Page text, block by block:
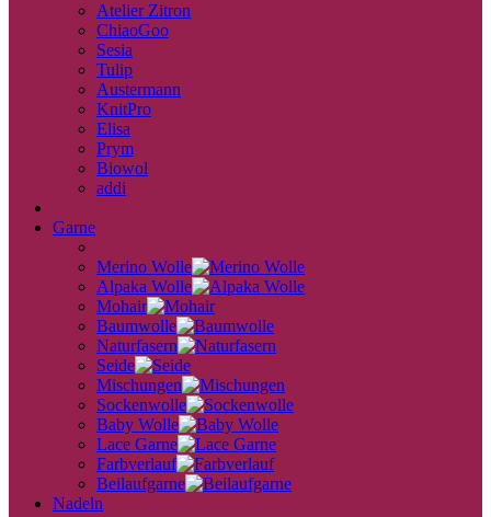
Atelier Zitron
ChiaoGoo
Sesia
Tulip
Austermann
KnitPro
Elisa
Prym
Biowol
addi
Garne
Merino Wolle
Alpaka Wolle
Mohair
Baumwolle
Naturfasern
Seide
Mischungen
Sockenwolle
Baby Wolle
Lace Garne
Farbverlauf
Beilaufgarne
Nadeln